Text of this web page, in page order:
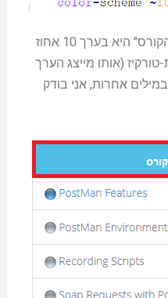
אני בודק שהכותרת של "פרקי הקורס" היא בערך 10 אחוז
תכלת-טורקיז (אותו מייצג הערך
אחרות, אני בודק